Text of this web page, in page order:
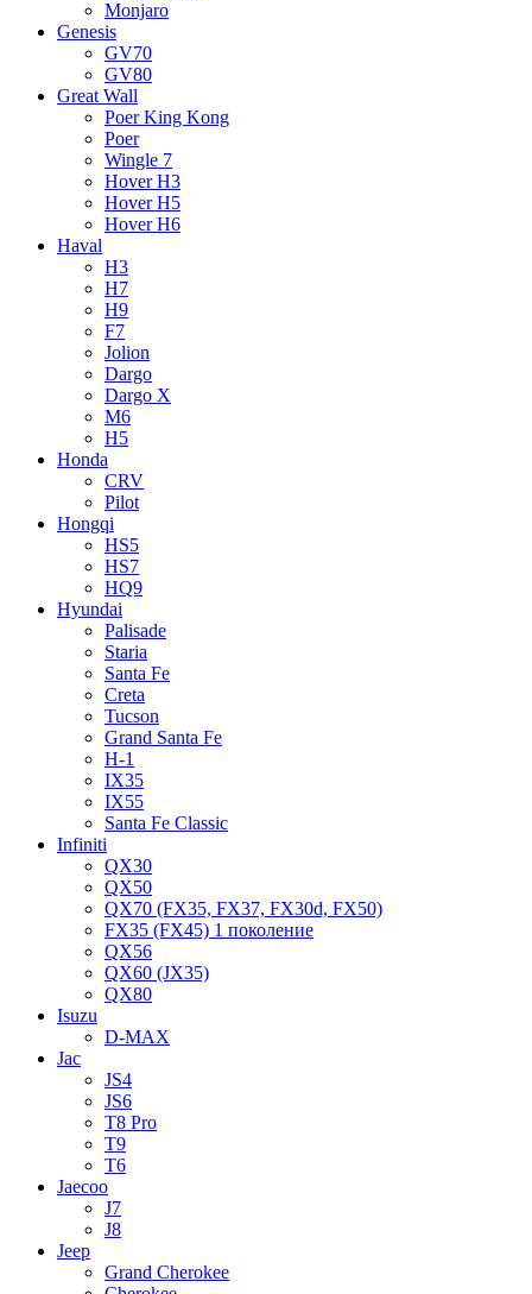
Monjaro
Genesis
GV70
GV80
Great Wall
Poer King Kong
Poer
Wingle 7
Hover H3
Hover H5
Hover H6
Haval
H3
H7
H9
F7
Jolion
Dargo
Dargo X
M6
H5
Honda
CRV
Pilot
Hongqi
HS5
HS7
HQ9
Hyundai
Palisade
Staria
Santa Fe
Creta
Tucson
Grand Santa Fe
H-1
IX35
IX55
Santa Fe Classic
Infiniti
QX30
QX50
QX70 (FX35, FX37, FX30d, FX50)
FX35 (FX45) 1 поколение
QX56
QX60 (JX35)
QX80
Isuzu
D-MAX
Jac
JS4
JS6
T8 Pro
T9
T6
Jaecoo
J7
J8
Jeep
Grand Cherokee